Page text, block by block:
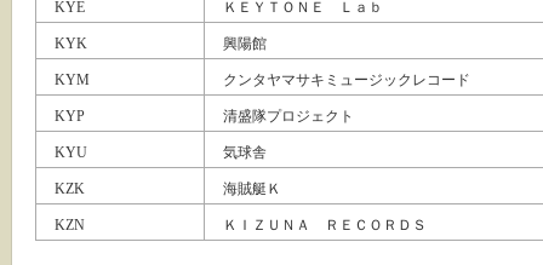
KYE ＫＥＹＴＯＮＥ Ｌａｂ
KYK 興陽館
KYM クンタヤマサキミュージックレコード
KYP 清盛隊プロジェクト
KYU 気球舎
KZK 海賊艇Ｋ
KZN ＫＩＺＵＮＡ ＲＥＣＯＲＤＳ